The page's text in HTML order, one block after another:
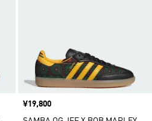
価格
¥19,800